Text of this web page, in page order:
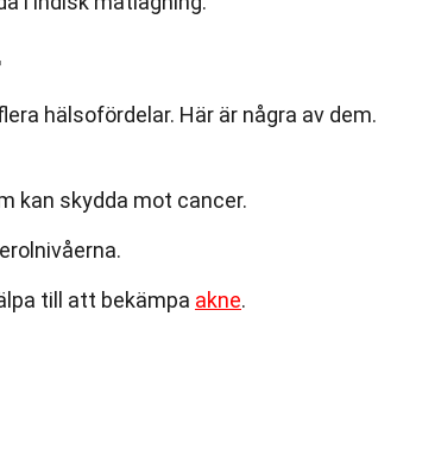
hälsofördelar. Här är några av dem.
kan skydda mot cancer.
till att bekämpa akne.